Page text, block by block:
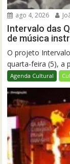
ago 4, 2026
Intervalo das
de música
O projeto
quarta-feira (5), a
Agenda Cultural